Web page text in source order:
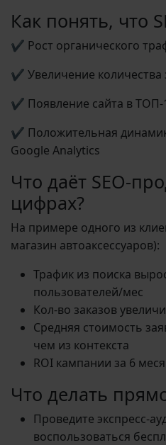
Как понять, что
✔ Рост органического
✔ Увеличение количества
✔ Появление сайта в
✔ Положительная
Google Analytics
Что даёт SEO-
цифрах?
На примере одного из
магазин автоаксессуаров):
Трафик из поиска
пользователей/мес
Кол-во заказов
Средняя стоимость
чем из контекста
ROI кампании за 6
Что делать
Проведите экспресс-
воспользоваться